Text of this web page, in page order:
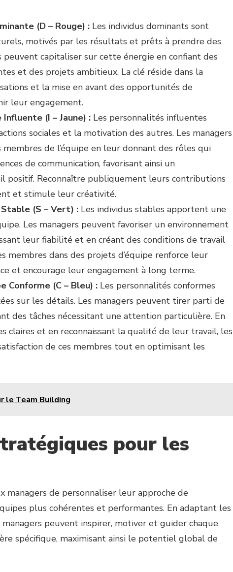
(D – Rouge) : Les individus dominants sont
motivés par les résultats et prêts à prendre des
peuvent capitaliser sur cette énergie en confiant des
et des projets ambitieux. La clé réside dans la
et la mise en avant des opportunités de
leur engagement.
(I – Jaune) : Les personnalités influentes
sociales et la motivation des autres. Les managers
de l’équipe en leur donnant des rôles qui
de communication, favorisant ainsi un
positif. Reconnaître publiquement leurs contributions
et stimule leur créativité.
Stable (S – Vert) : Les individus stables apportent une
Les managers peuvent favoriser un environnement
leur fiabilité et en créant des conditions de travail
membres dans des projets d’équipe renforce leur
et encourage leur engagement à long terme.
Conforme (C – Bleu) : Les personnalités conformes
sur les détails. Les managers peuvent tirer parti de
des tâches nécessitant une attention particulière. En
claires et en reconnaissant la qualité de leur travail, les
de ces membres tout en optimisant les
le Team Building
pour les
managers de personnaliser leur approche de
plus cohérentes et performantes. En adaptant les
peuvent inspirer, motiver et guider chaque
spécifique, maximisant ainsi le potentiel global de